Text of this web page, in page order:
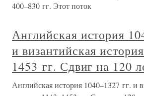
400–830 гг. Этот поток
Английская история
и византийская
1453 гг. Сдвиг на 120
Английская история 1040–1327 гг. и